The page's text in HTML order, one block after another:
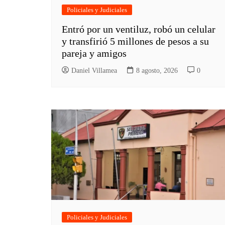
Policiales y Judiciales
Entró por un ventiluz, robó un celular
y transfirió 5 millones de pesos a su
pareja y amigos
Daniel Villamea 8 agosto, 2026 0
Policiales y Judiciales